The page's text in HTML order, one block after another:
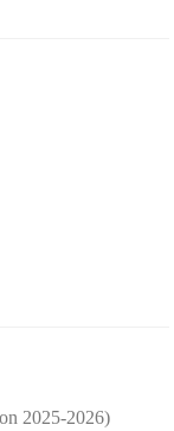
2025-2026)